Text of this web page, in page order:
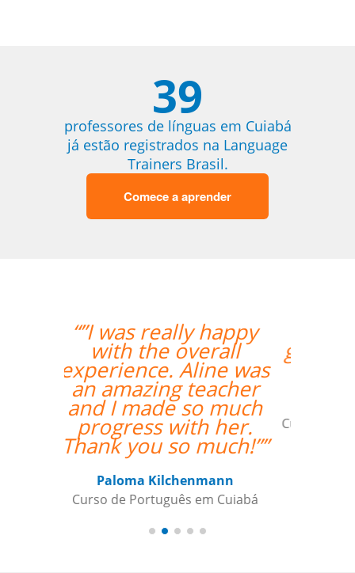
39
professores de línguas em Cuiabá
já estão registrados na Language
Trainers Brasil.
Comece a aprender
“”My teacher is very
good and I had a great
week with her!””
Mustafa Hussain
Curso de Português em São Jose dos
Campos